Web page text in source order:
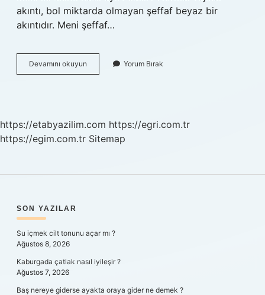
akıntı, bol miktarda olmayan şeffaf beyaz bir
akıntıdır. Meni şeffaf…
Devamını okuyun
Mi
Anlarız
Yorum Bırak
https://etabyazilim.com https://egri.com.tr
https://egim.com.tr Sitemap
SIDEBAR
SON YAZILAR
Su içmek cilt tonunu açar mı ?
Ağustos 8, 2026
Kaburgada çatlak nasıl iyileşir ?
Ağustos 7, 2026
Baş nereye giderse ayakta oraya gider ne demek ?